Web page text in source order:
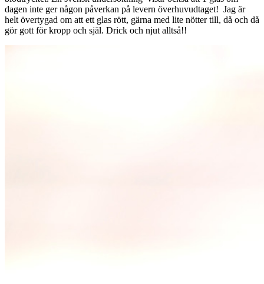
dagen inte ger någon påverkan på levern överhuvudtaget! Jag är
helt övertygad om att ett glas rött, gärna med lite nötter till, då och då
gör gott för kropp och själ. Drick och njut alltså!!